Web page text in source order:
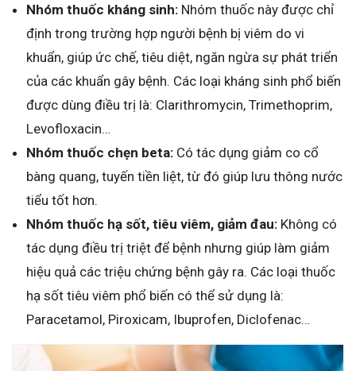
Nhóm thuốc kháng sinh: Nhóm thuốc này được chỉ
định trong trường hợp người bệnh bị viêm do vi
khuẩn, giúp ức chế, tiêu diệt, ngăn ngừa sự phát triển
của các khuẩn gây bệnh. Các loại kháng sinh phổ biến
được dùng điều trị là: Clarithromycin, Trimethoprim,
Levofloxacin…
Nhóm thuốc chẹn beta: Có tác dụng giảm co cổ
bàng quang, tuyến tiền liệt, từ đó giúp lưu thông nước
tiểu tốt hơn.
Nhóm thuốc hạ sốt, tiêu viêm, giảm đau: Không có
tác dụng điều trị triệt để bệnh nhưng giúp làm giảm
hiệu quả các triệu chứng bệnh gây ra. Các loại thuốc
hạ sốt tiêu viêm phổ biến có thể sử dụng là:
Paracetamol, Piroxicam, Ibuprofen, Diclofenac…